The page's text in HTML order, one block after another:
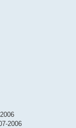
2006